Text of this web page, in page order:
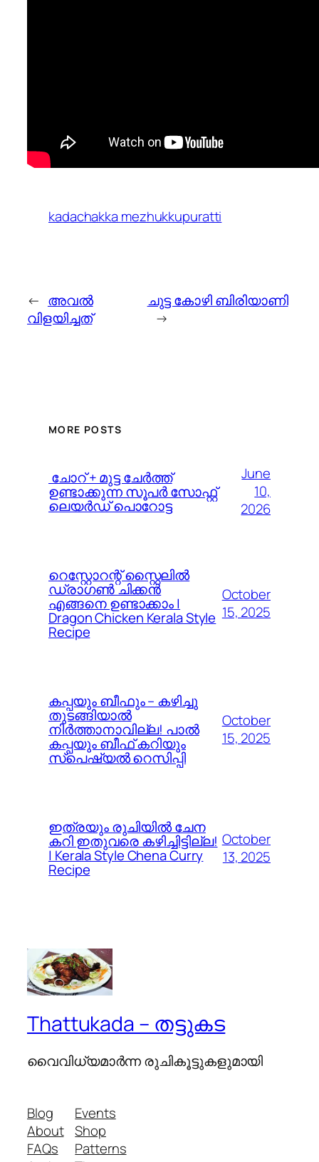
kadachakka mezhukkupuratti
← അവല്‍
വിളയിച്ചത്
ചുട്ട കോഴി ബിരിയാണി
→
MORE POSTS
️ ചോറ് + മുട്ട ചേർത്ത്
ഉണ്ടാക്കുന്ന സൂപർ സോഫ്റ്റ്
ലെയർഡ് പൊറോട്ട
June
10,
2026
റെസ്റ്റോറന്റ് സ്റ്റൈലിൽ
ഡ്രാഗൺ ചിക്കൻ
എങ്ങനെ ഉണ്ടാക്കാം |
Dragon Chicken Kerala Style
Recipe
October
15, 2025
കപ്പയും ബീഫും – കഴിച്ചു
തുടങ്ങിയാൽ
നിർത്താനാവില്ല! പാൽ
കപ്പയും ബീഫ് കറിയും
സ്പെഷ്യൽ റെസിപ്പി
October
15, 2025
ഇത്രയും രുചിയിൽ ചേന
കറി ഇതുവരെ കഴിച്ചിട്ടില്ല!
| Kerala Style Chena Curry
Recipe
October
13, 2025
Thattukada – തട്ടുകട
വൈവിധ്യമാര്‍ന്ന രുചികൂട്ടുകളുമായി
Blog
About
FAQs
Events
Shop
Patterns